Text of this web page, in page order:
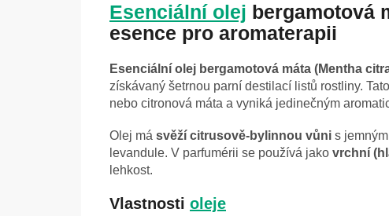
Esenciální olej bergamotová
esence pro aromaterapii
Esenciální olej bergamotová máta (Mentha
získávaný šetrnou parní destilací listů rostliny.
nebo citronová máta a vyniká jedinečným
Olej má svěží citrusově-bylinnou vůni s
levandule. V parfumérii se používá jako vrchní
lehkost.
Vlastnosti oleje